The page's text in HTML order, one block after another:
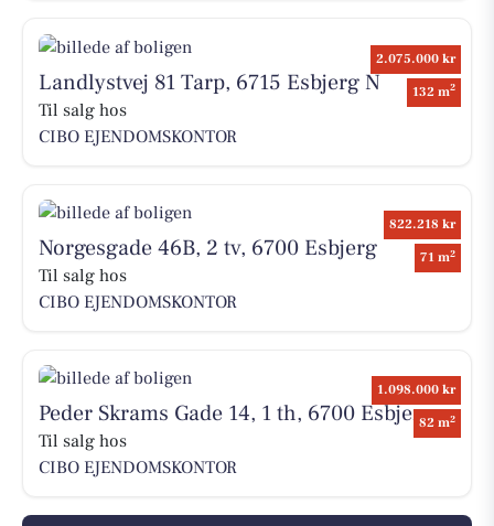
2.075.000 kr
132 m2
Landlystvej 81 Tarp, 6715 Esbjerg N
Til salg hos
CIBO EJENDOMSKONTOR
822.218 kr
71 m2
Norgesgade 46B, 2 tv, 6700 Esbjerg
Til salg hos
CIBO EJENDOMSKONTOR
1.098.000 kr
82 m2
Peder Skrams Gade 14, 1 th, 6700 Esbjerg
Til salg hos
CIBO EJENDOMSKONTOR